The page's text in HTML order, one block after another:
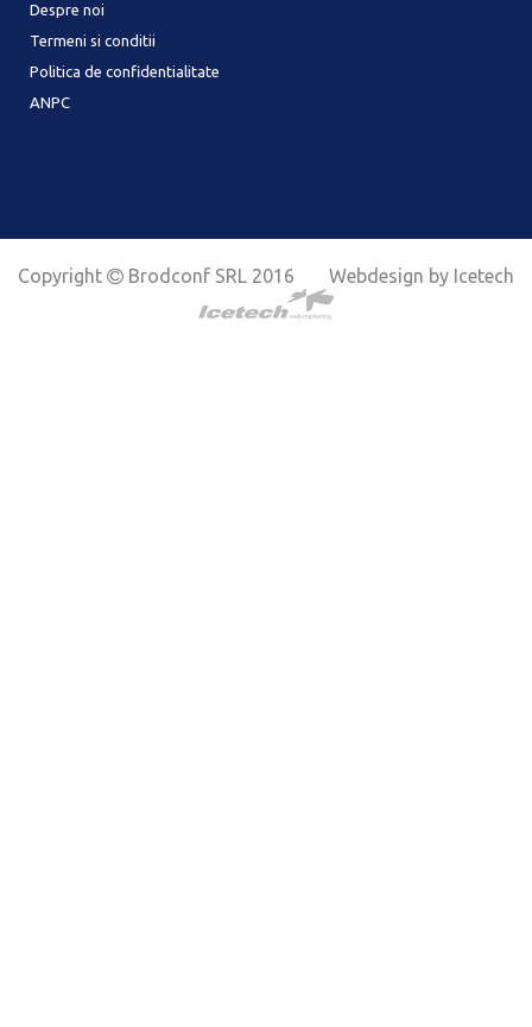
Despre noi
Termeni si conditii
Politica de confidentialitate
ANPC
Copyright Brodconf SRL 2016 Webdesign by Icetech